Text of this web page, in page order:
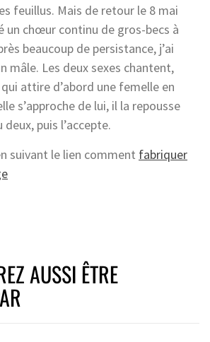
feuillus. Mais de retour le 8 mai
un chœur continu de gros-becs à
beaucoup de persistance, j’ai
mâle. Les deux sexes chantent,
attire d’abord une femelle en
s’approche de lui, il la repousse
puis l’accepte.
suivant le lien comment fabriquer
AUSSI ÊTRE